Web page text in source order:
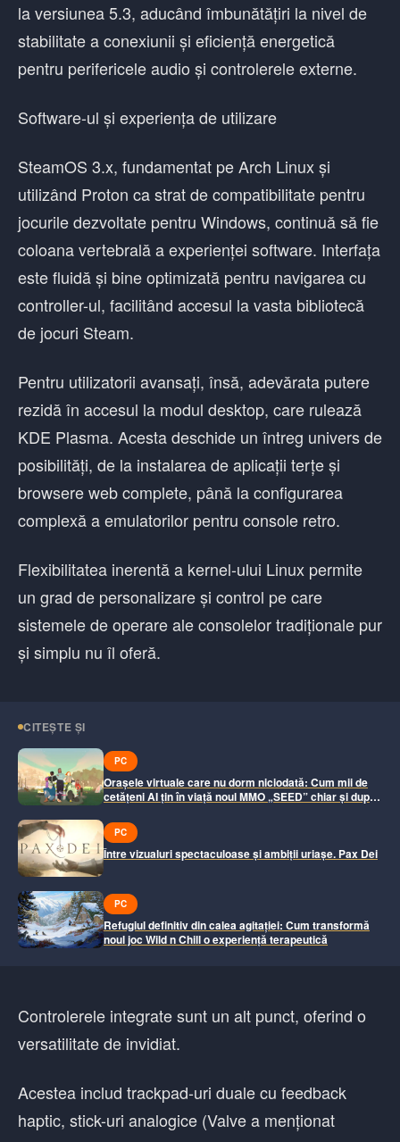
la versiunea 5.3, aducând îmbunătățiri la nivel de
stabilitate a conexiunii și eficiență energetică
pentru perifericele audio și controlerele externe.
Software-ul și experiența de utilizare
SteamOS 3.x, fundamentat pe Arch Linux și
utilizând Proton ca strat de compatibilitate pentru
jocurile dezvoltate pentru Windows, continuă să fie
coloana vertebrală a experienței software. Interfața
este fluidă și bine optimizată pentru navigarea cu
controller-ul, facilitând accesul la vasta bibliotecă
de jocuri Steam.
Pentru utilizatorii avansați, însă, adevărata putere
rezidă în accesul la modul desktop, care rulează
KDE Plasma. Acesta deschide un întreg univers de
posibilități, de la instalarea de aplicații terțe și
browsere web complete, până la configurarea
complexă a emulatorilor pentru console retro.
Flexibilitatea inerentă a kernel-ului Linux permite
un grad de personalizare și control pe care
sistemele de operare ale consolelor tradiționale pur
și simplu nu îl oferă.
CITEȘTE ȘI
PC
Orașele virtuale care nu dorm niciodată: Cum mii de
cetățeni AI țin în viață noul MMO „SEED” chiar și după
PC
Între vizualuri spectaculoase și ambiții uriașe. Pax Dei
PC
Refugiul definitiv din calea agitației: Cum transformă
noul joc Wild n Chill o experiență terapeutică
Controlerele integrate sunt un alt punct, oferind o
versatilitate de invidiat.
Acestea includ trackpad-uri duale cu feedback
haptic, stick-uri analogice (Valve a menționat